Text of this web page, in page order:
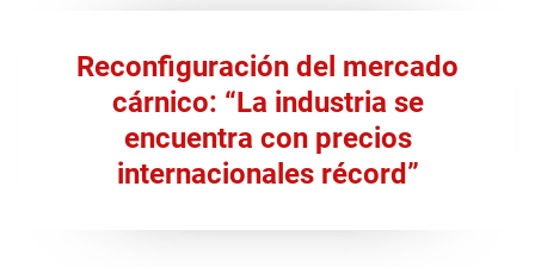
Reconfiguración del mercado
cárnico: “La industria se
encuentra con precios
internacionales récord”